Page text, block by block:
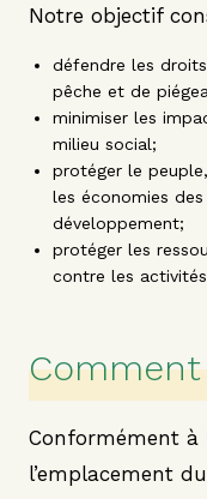
Notre objectif
défendre les
pêche et de
minimiser les
milieu social;
protéger le
les économies
développement;
protéger les
contre les
Conformément à
l’emplacement